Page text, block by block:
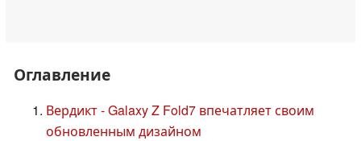
Оглавление
Вердикт - Galaxy Z Fold7 впечатляет своим
обновленным дизайном